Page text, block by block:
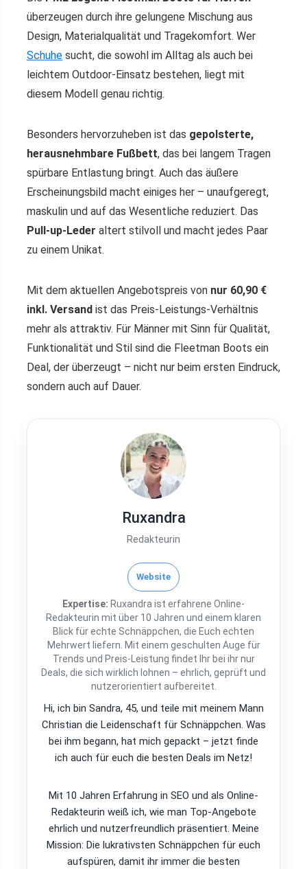
überzeugen durch ihre gelungene Mischung aus
Design, Materialqualität und Tragekomfort. Wer
Schuhe sucht, die sowohl im Alltag als auch bei
leichtem Outdoor-Einsatz bestehen, liegt mit
diesem Modell genau richtig.
Besonders hervorzuheben ist das gepolsterte,
herausnehmbare Fußbett, das bei langem Tragen
spürbare Entlastung bringt. Auch das äußere
Erscheinungsbild macht einiges her – unaufgeregt,
maskulin und auf das Wesentliche reduziert. Das
Pull-up-Leder altert stilvoll und macht jedes Paar
zu einem Unikat.
Mit dem aktuellen Angebotspreis von nur 60,90 €
inkl. Versand ist das Preis-Leistungs-Verhältnis
mehr als attraktiv. Für Männer mit Sinn für Qualität,
Funktionalität und Stil sind die Fleetman Boots ein
Deal, der überzeugt – nicht nur beim ersten Eindruck,
sondern auch auf Dauer.
Ruxandra
Redakteurin
Website
Expertise: Ruxandra ist erfahrene Online-
Redakteurin mit über 10 Jahren und einem klaren
Blick für echte Schnäppchen, die Euch echten
Mehrwert liefern. Mit einem geschulten Auge für
Trends und Preis-Leistung findet Ihr bei ihr nur
Deals, die sich wirklich lohnen – ehrlich, geprüft und
nutzerorientiert aufbereitet.
Hi, ich bin Sandra, 45, und teile mit meinem Mann
Christian die Leidenschaft für Schnäppchen. Was
bei ihm begann, hat mich gepackt – jetzt finde
ich auch für euch die besten Deals im Netz!
Mit 10 Jahren Erfahrung in SEO und als Online-
Redakteurin weiß ich, wie man Top-Angebote
ehrlich und nutzerfreundlich präsentiert. Meine
Mission: Die lukrativsten Schnäppchen für euch
aufspüren, damit ihr immer die besten